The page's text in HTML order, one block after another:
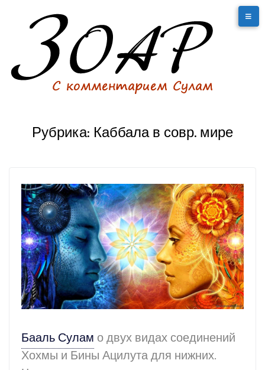
Рубрика: Каббала в совр. мире
Бааль Сулам о двух видах соединений
Хохмы и Бины Ацилута для нижних.